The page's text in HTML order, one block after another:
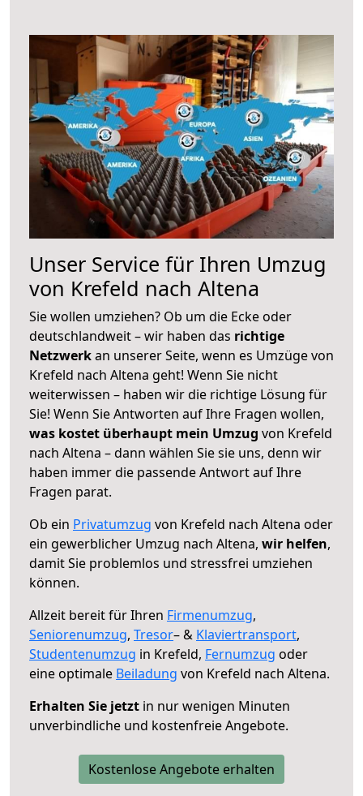
Unser Service für Ihren Umzug
von Krefeld nach Altena
Sie wollen umziehen? Ob um die Ecke oder
deutschlandweit – wir haben das richtige
Netzwerkan unserer Seite, wenn es Umzüge von
Krefeld nach Altena geht! Wenn Sie nicht
weiterwissen – haben wir die richtige Lösung für
Sie! Wenn Sie Antworten auf Ihre Fragen wollen,
was kostet überhaupt mein Umzug von Krefeld
nach Altena – dann wählen Sie sie uns, denn wir
haben immer die passende Antwort auf Ihre
Fragen parat.
Ob ein Privatumzug von Krefeld nach Altena oder
ein gewerblicher Umzug nach Altena, wir helfen,
damit Sie problemlos und stressfrei umziehen
können.
Allzeit bereit für Ihren Firmenumzug,
Seniorenumzug, Tresor– & Klaviertransport,
Studentenumzug in Krefeld, Fernumzug oder
eine optimale Beiladung von Krefeld nach Altena.
Erhalten Sie jetzt in nur wenigen Minuten
unverbindliche und kostenfreie Angebote.
Kostenlose Angebote erhalten